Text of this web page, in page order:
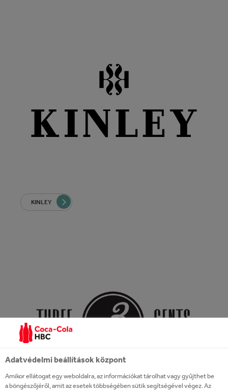
KINLEY
Adatvédelmi beállítások központ
Amikor ellátogat egy weboldalra, az információkat tárolhat vagy gyűjthet be
a böngészőjéről, amit az esetek többségében sütik segítségével végez. Az